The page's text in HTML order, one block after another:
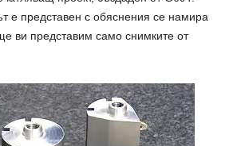
е представен с обяснения се намира
ви представим само снимките от